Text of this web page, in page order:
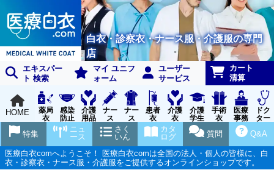
白衣・診察衣・ナース服・介護服の専門
店
エキスパー
ト 検索
マイ ユニフ
ォーム
ユーザー
サービス
カート
清算
HOME
薬局
衣
感染
防止
用品
介護
用品
ナー
ス
グッ
ズ
ナー
ス
ウェ
ア
患者
衣
介護
衣
介護
学生
実習
衣
手術
衣
医療
事務
受付
ドク
ター
ア
Q&A
質問
カタ
ログ
さく
いん
ニュ
ース
特集
医療白衣comへようこそ！ 医療白衣comは全国の法人・個人の皆様に、白
衣・診察衣・ナース服・介護服をご提供するオンラインショップです。